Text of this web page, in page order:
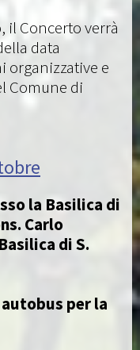
il Concerto verrà
data
organizzative e
Comune di
la Basilica di
Carlo
di S.
per la